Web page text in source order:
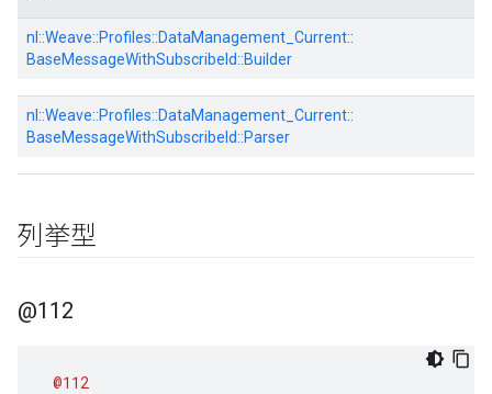
nl::Weave::Profiles::DataManagement_Current::
BaseMessageWithSubscribeId::Builder
nl::Weave::Profiles::DataManagement_Current::
BaseMessageWithSubscribeId::Parser
列挙型
@112
@112